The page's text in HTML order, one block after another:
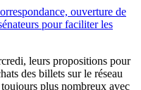
ouverture de
pour faciliter les
leurs propositions pour
des billets sur le réseau
plus nombreux avec